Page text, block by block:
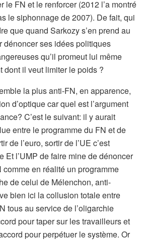
le FN et le renforcer (2012 l’a montré
le siphonnage de 2007). De fait, qui
que quand Sarkozy s’en prend au
dénoncer ses idées politiques
qu’il promeut lui même
dont il veut limiter le poids ?
la plus anti-FN, en apparence,
d’optique car quel est l’argument
C’est le suivant: il y aurait
entre le programme du FN et de
de l’euro, sortir de l’UE c’est
Et l’UMP de faire mine de dénoncer
comme en réalité un programme
de celui de Mélenchon, anti-
bien ici la collusion totale entre
tous au service de l’oligarchie
pour taper sur les travailleurs et
pour perpétuer le système. Or